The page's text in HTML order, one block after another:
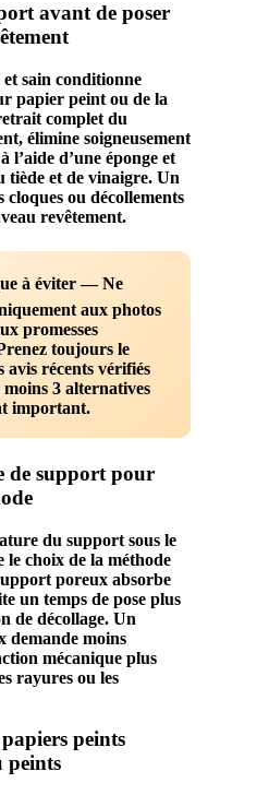
avant de poser
et sain conditionne
papier peint ou de la
complet du
élimine soigneusement
l’aide d’une éponge et
tiède et de vinaigre. Un
cloques ou décollements
revêtement.
à éviter— Ne
aux photos
promesses
toujours le
avis récents vérifiés
3 alternatives
important.
de support pour
du support sous le
le choix de la méthode
poreux absorbe
un temps de pose plus
de décollage. Un
demande moins
mécanique plus
rayures ou les
peints
peints